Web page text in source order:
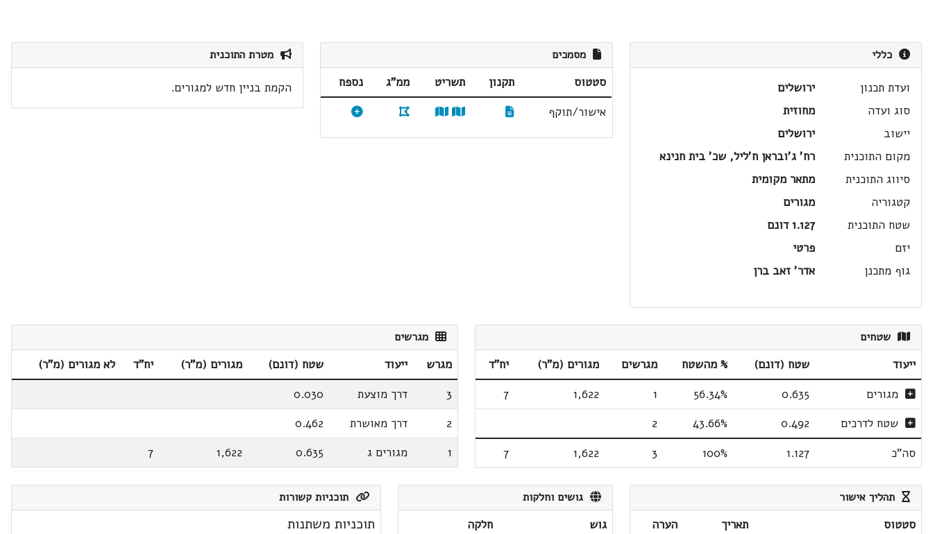
כללי
ועדת תכנון
ירושלים
סוג ועדה
מחוזית
יישוב
ירושלים
מקום התוכנית
רח' ג'ובראן ח'ליל, שכ' בית חנינא
סיווג התוכנית
מתאר מקומית
קטגוריה
מגורים
שטח התוכנית
1.127 דונם
יזם
פרטי
גוף מתכנן
אדר' זאב ברן
מסמכים
סטטוס תקנון תשריט ממ"ג
נספח
אישור/תוקף
מטרת התוכנית
הקמת בניין חדש למגורים.
שטחים
ייעוד שטח (דונם) % מהשטח מגרשים מגורים (מ"ר)
יח"ד
מגורים
0.635
56.34%
1
1,622
7
שטח לדרכים
0.492
43.66%
2
סה"כ
1.127
100%
3
1,622
7
מגרשים
מגרש ייעוד שטח (דונם) מגורים (מ"ר) יח"ד
לא מגורים (מ"ר)
3
דרך מוצעת
0.030
2
דרך מאושרת
0.462
1
מגורים ג 0.635
1,622
7
תהליך אישור
סטטוס תאריך
הערה
גושים וחלקות
גוש
חלקה
תוכניות קשורות
תוכניות משתנות